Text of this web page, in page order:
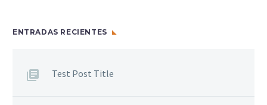
ENTRADAS RECIENTES
Test Post Title